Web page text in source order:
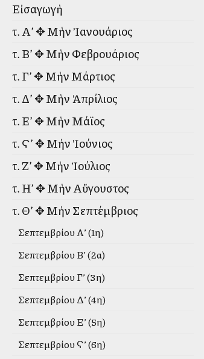
Εἰσαγωγὴ
τ. Α’ ✥ Μὴν Ἰανουάριος
τ. Β’ ✥ Μὴν Φεβρουάριος
τ. Γ’ ✥ Μὴν Μάρτιος
τ. Δ’ ✥ Μὴν Ἀπρίλιος
τ. Ε’ ✥ Μὴν Μάϊος
τ. Ϛ’ ✥ Μὴν Ἰούνιος
τ. Ζ’ ✥ Μὴν Ἰούλιος
τ. Η’ ✥ Μὴν Αὔγουστος
τ. Θ’ ✥ Μὴν Σεπτέμβριος
Σεπτεμβρίου Α’ (1η)
Σεπτεμβρίου Β’ (2α)
Σεπτεμβρίου Γ’ (3η)
Σεπτεμβρίου Δ’ (4η)
Σεπτεμβρίου Ε’ (5η)
Σεπτεμβρίου Ϛ’ (6η)